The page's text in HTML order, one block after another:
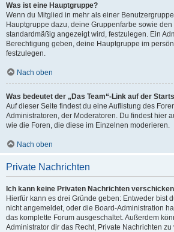
Was ist eine Hauptgruppe?
Wenn du Mitglied in mehr als einer
Hauptgruppe dazu, deine Gruppenfarbe sowie
standardmäßig angezeigt wird, festzulegen. Ein
Berechtigung geben, deine Hauptgruppe im
festzulegen.
Nach oben
Was bedeutet der „Das Team“-Link auf der
Auf dieser Seite findest du eine Auflistung des
Administratoren, der Moderatoren. Du findest hier
wie die Foren, die diese im Einzelnen moderieren.
Nach oben
Private Nachrichten
Ich kann keine Privaten Nachrichten
Hierfür kann es drei Gründe geben: Entweder bist
nicht angemeldet, oder die Board-Administration
das komplette Forum ausgeschaltet. Außerdem
Administrator dir das Recht, Private Nachrichten